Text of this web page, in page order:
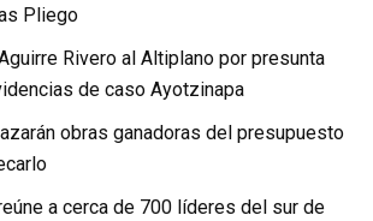
Pliego
Rivero al Altiplano por presunta
de caso Ayotzinapa
obras ganadoras del presupuesto
a cerca de 700 líderes del sur de